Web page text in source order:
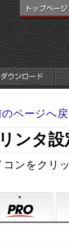
のページへ
ンタ設
コンをクリ